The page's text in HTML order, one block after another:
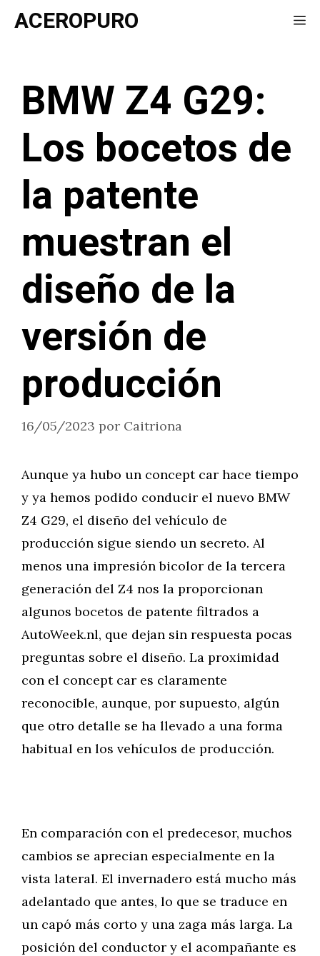
Saltar
ACEROPURO
BMW Z4 G29:
Los bocetos de
la patente
muestran el
diseño de la
versión de
producción
16/05/2023 por Caitriona
Aunque ya hubo un concept car hace tiempo
y ya hemos podido conducir el nuevo BMW
Z4 G29, el diseño del vehículo de
producción sigue siendo un secreto. Al
menos una impresión bicolor de la tercera
generación del Z4 nos la proporcionan
algunos bocetos de patente filtrados a
AutoWeek.nl, que dejan sin respuesta pocas
preguntas sobre el diseño. La proximidad
con el concept car es claramente
reconocible, aunque, por supuesto, algún
que otro detalle se ha llevado a una forma
habitual en los vehículos de producción.
En comparación con el predecesor, muchos
cambios se aprecian especialmente en la
vista lateral. El invernadero está mucho más
adelantado que antes, lo que se traduce en
un capó más corto y una zaga más larga. La
posición del conductor y el acompañante es